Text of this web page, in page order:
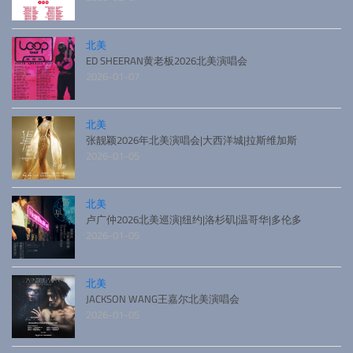
北美
ED SHEERAN黄老板2026北美演唱会
2026-01-07
北美
张靓颖2026年北美演唱会|大西洋城|拉斯维加斯
2026-01-05
北美
卢广仲2026北美巡演|纽约|洛杉矶|温哥华|多伦多
2026-01-05
北美
JACKSON WANG王嘉尔北美演唱会
2026-01-05